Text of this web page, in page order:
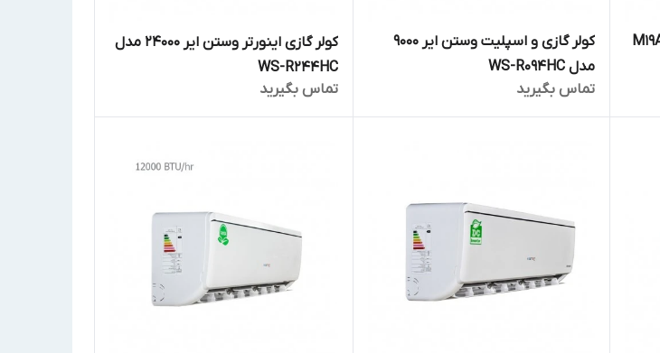
کولر گازی و اسپلیت وستن ایر 9000
مدل WS-R094HC
تماس بگیرید
کولر گازی اینورتر وستن ایر 24000 مدل
WS-R244HC
تماس بگیرید